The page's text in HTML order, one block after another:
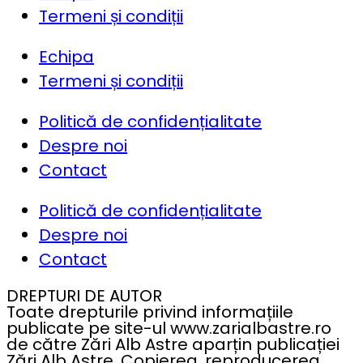
Termeni și condiții
Echipa
Termeni și condiții
Politică de confidențialitate
Despre noi
Contact
Politică de confidențialitate
Despre noi
Contact
DREPTURI DE AUTOR
Toate drepturile privind informațiile
publicate pe site-ul www.zarialbastre.ro
de către Zări Alb Astre aparțin publicației